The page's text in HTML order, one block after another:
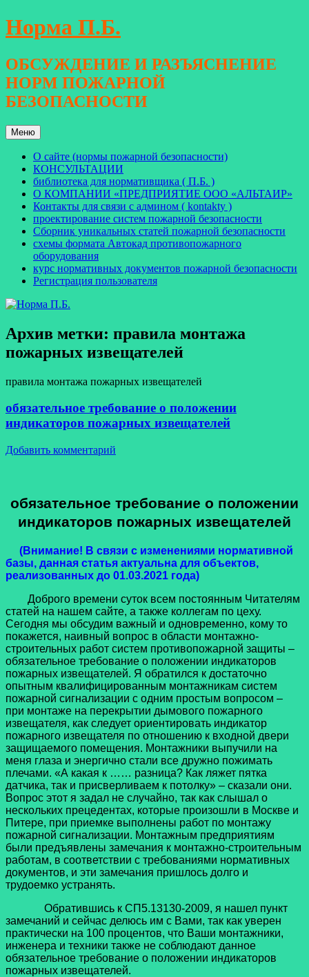
Перейти
к
Норма П.Б.
ОБСУЖДЕНИЕ И РАЗЪЯСНЕНИЕ
НОРМ ПОЖАРНОЙ
БЕЗОПАСНОСТИ
Меню
О сайте (нормы пожарной безопасности)
КОНСУЛЬТАЦИИ
библиотека для нормативщика ( П.Б. )
О КОМПАНИИ «ПРЕДПРИЯТИЕ ООО «АЛЬТАИР»
Контакты для связи с админом ( kontakty )
проектирование систем пожарной безопасности
Сборник уникальных статей пожарной безопасности
схемы формата Автокад противопожарного
оборудования
курс нормативных документов пожарной безопасности
Регистрация пользователя
Архив метки: правила монтажа
пожарных извещателей
правила монтажа пожарных извещателей
обязательное требование о положении
индикаторов пожарных извещателей
Добавить комментарий
обязательное требование о положении
индикаторов пожарных извещателей
(Внимание! В связи с изменениями нормативной
базы, данная статья актуальна для объектов,
реализованных до 01.03.2021 года)
Доброго времени суток всем постоянным Читателям
статей на нашем сайте, а также коллегам по цеху.
Сегодня мы обсудим важный и одновременно, кому то
покажется, наивный вопрос в области монтажно-
строительных работ систем противопожарной защиты –
обязательное требование о положении индикаторов
пожарных извещателей. Я обратился к достаточно
опытным квалифицированным монтажникам систем
пожарной сигнализации с одним простым вопросом –
при монтаже на перекрытии дымового пожарного
извещателя, как следует ориентировать индикатор
пожарного извещателя по отношению к входной двери
защищаемого помещения. Монтажники выпучили на
меня глаза и энергично стали все дружно пожимать
плечами. «А какая к …… разница? Как ляжет пятка
датчика, так и присверливаем к потолку» – сказали они.
Вопрос этот я задал не случайно, так как слышал о
нескольких прецедентах, которые произошли в Москве и
Питере, при приемке выполнены работ по монтажу
пожарной сигнализации. Монтажным предприятиям
были предъявлены замечания к монтажно-строительным
работам, в соответствии с требованиями нормативных
документов, и эти замечания пришлось долго и
трудоемко устранять.
Обратившись к СП5.13130-2009, я нашел пункт
замечаний и сейчас делюсь им с Вами, так как уверен
практически на 100 процентов, что Ваши монтажники,
инженера и техники также не соблюдают данное
обязательное требование о положении индикаторов
пожарных извещателей.